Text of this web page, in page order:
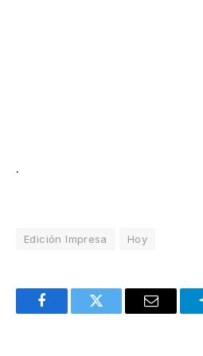
.
Edición Impresa Hoy
FacebookTwitter Email